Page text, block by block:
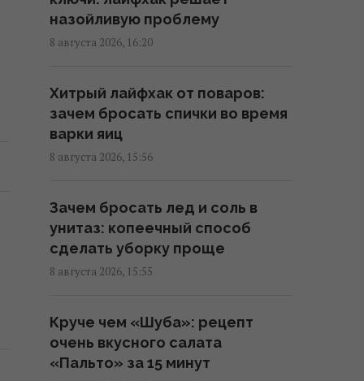
Как отучить кота запрыгивать
12:08 воскресенье, 09 августа 2026
Новый фильм Marvel бьет
11:38 воскресенье, 09 августа 2026
Пенсионер сменил Майорку на
11:12 воскресенье, 09 августа 2026
назойливую проблему
8 августа 2026, 16:20
Хитрый лайфхак от поваров:
зачем бросать спички во время
варки яиц
8 августа 2026, 15:56
Зачем бросать лед и соль в
унитаз: копеечный способ
сделать уборку проще
8 августа 2026, 15:55
Круче чем «Шуба»: рецепт
очень вкусного салата
«Пальто» за 15 минут